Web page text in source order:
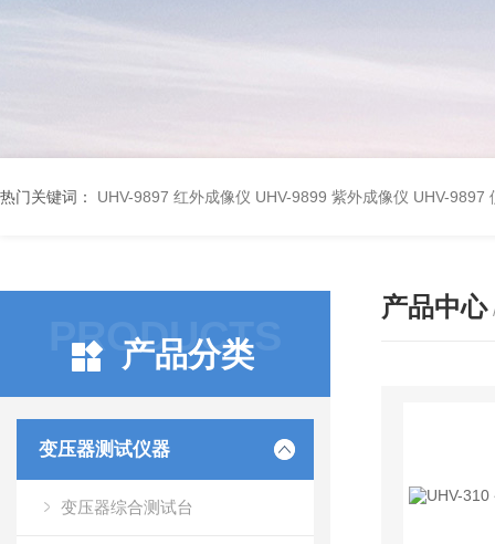
热门关键词： UHV-9897 红外成像仪 UHV-9899 紫外成像仪 UHV-9897
PRODUCTS
产品分类
变压器测试仪器
变压器综合测试台
产品中心